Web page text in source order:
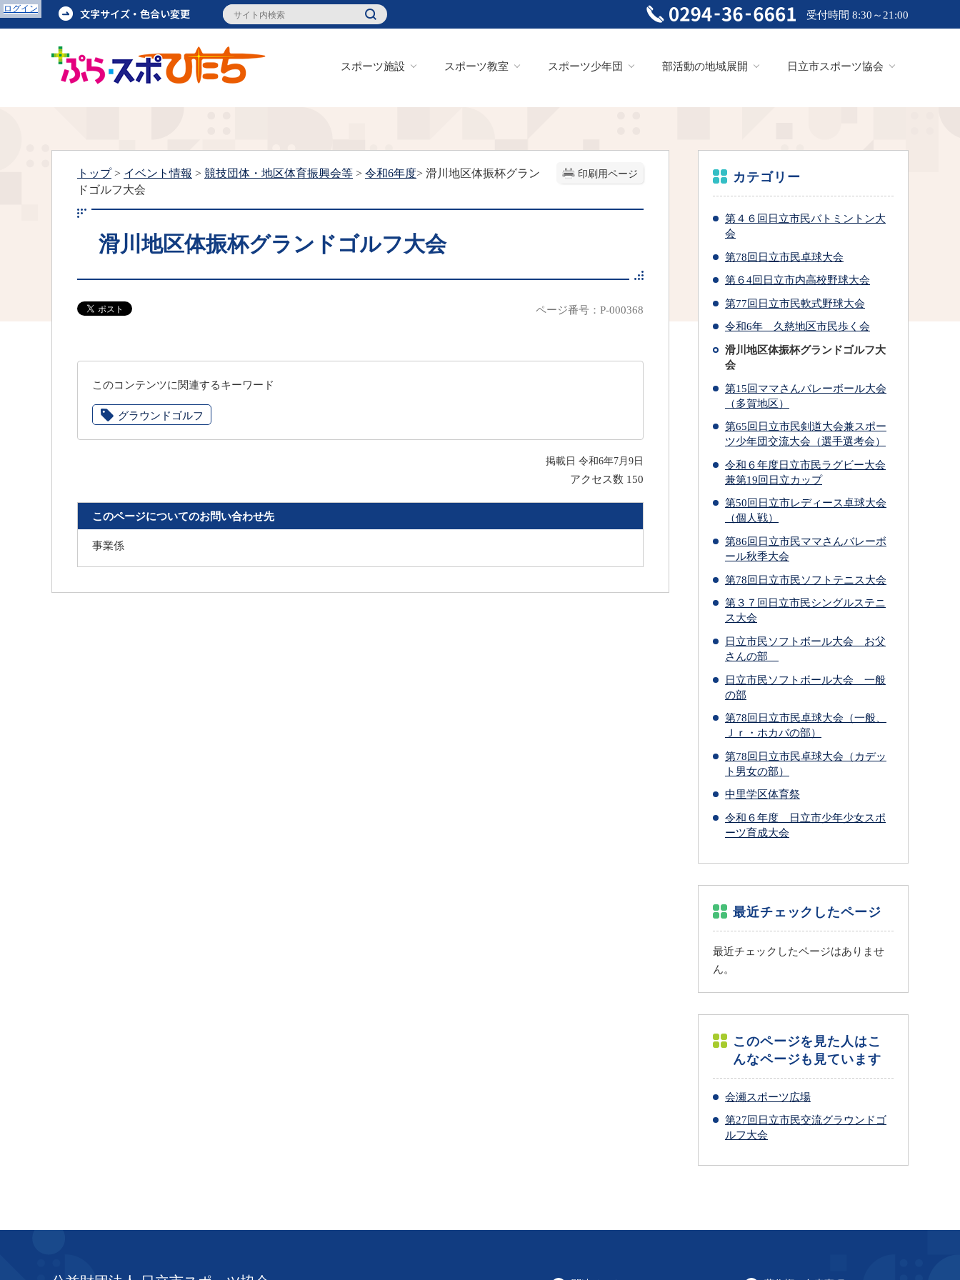
ログイン 受付時間 8:30～21:00
スポーツ施設 スポーツ教室 スポーツ少年団 部活動の地域展開 日立市スポーツ協会
印刷用ページ
トップ> イベント情報 > 競技団体・地区体育振興会等 > 令和6年度> 滑川地区体振杯グラン
ドゴルフ大会
滑川地区体振杯グランドゴルフ大会
ページ番号：P-000368
このコンテンツに関連するキーワード
グラウンドゴルフ
掲載日 令和6年7月9日
アクセス数 150
このページについてのお問い合わせ先
事業係
カテゴリー
第４６回日立市民バトミントン大
会
第78回日立市民卓球大会
第６4回日立市内高校野球大会
第77回日立市民軟式野球大会
令和6年 久慈地区市民歩く会
滑川地区体振杯グランドゴルフ大
会
第15回ママさんバレーボール大会
（多賀地区）
第65回日立市民剣道大会兼スポー
ツ少年団交流大会（選手選考会）
令和６年度日立市民ラグビー大会
兼第19回日立カップ
第50回日立市レディース卓球大会
（個人戦）
第86回日立市民ママさんバレーボ
ール秋季大会
第78回日立市民ソフトテニス大会
第３７回日立市民シングルステニ
ス大会
日立市民ソフトボール大会 お父
さんの部
日立市民ソフトボール大会 一般
の部
第78回日立市民卓球大会（一般、
Ｊｒ・ホカバの部）
第78回日立市民卓球大会（カデッ
ト男女の部）
中里学区体育祭
令和６年度 日立市少年少女スポ
ーツ育成大会
最近チェックしたページ
最近チェックしたページはありませ
ん。
このページを見た人はこ
んなページも見ています
会瀬スポーツ広場
第27回日立市民交流グラウンドゴ
ルフ大会